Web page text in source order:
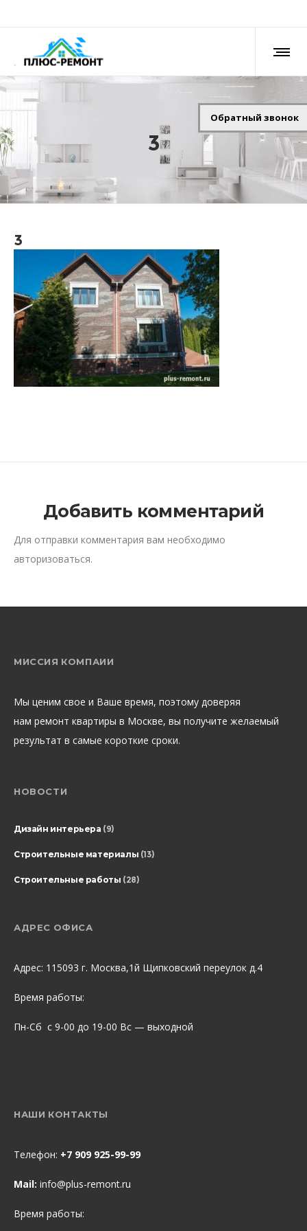
3
3
Добавить комментарий
Для отправки комментария вам необходимо
авторизоваться.
МИССИЯ КОМПАИИ
Мы ценим свое и Ваше время, поэтому доверяя
нам ремонт квартиры в Москве, вы получите желаемый
результат в самые короткие сроки.
НОВОСТИ
Дизайн интерьера (9)
Строительные материалы (13)
Строительные работы (28)
АДРЕС ОФИСА
Адрес: 115093 г. Москва,1й Щипковский переулок д.4
Время работы:
Пн-Сб с 9-00 до 19-00 Вс — выходной
НАШИ КОНТАКТЫ
Телефон: +7 909 925-99-99
Mail: info@plus-remont.ru
Время работы:
Обратный звонок